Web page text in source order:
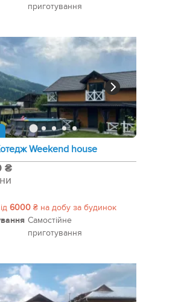
приготування
Weekend house
₴
6000 ₴ на добу за будинок
Самостійне
приготування